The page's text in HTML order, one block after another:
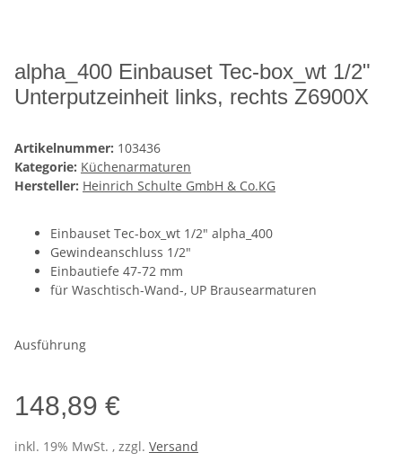
alpha_400 Einbauset Tec-box_wt 1/2"
Unterputzeinheit links, rechts Z6900X
Artikelnummer: 103436
Kategorie: Küchenarmaturen
Hersteller: Heinrich Schulte GmbH & Co.KG
Einbauset Tec-box_wt 1/2" alpha_400
Gewindeanschluss 1/2"
Einbautiefe 47-72 mm
für Waschtisch-Wand-, UP Brausearmaturen
Ausführung
148,89 €
inkl. 19% MwSt. , zzgl. Versand